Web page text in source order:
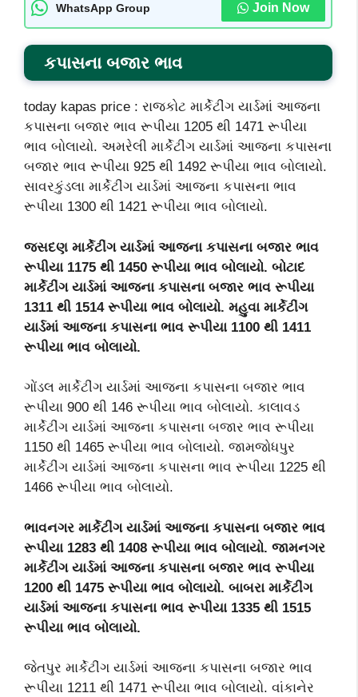
WhatsApp Group Join Now
કપાસના બજાર ભાવ
today kapas price : રાજકોટ માર્કેટીંગ યાર્ડમાં આજના
કપાસના બજાર ભાવ રૂપીયા 1205 થી 1471 રૂપીયા
ભાવ બોલાયો. અમરેલી માર્કેટીંગ યાર્ડમાં આજના કપાસના
બજાર ભાવ રૂપીયા 925 થી 1492 રૂપીયા ભાવ બોલાયો.
સાવરકુંડલા માર્કેટીંગ યાર્ડમાં આજના કપાસના ભાવ
રૂપીયા 1300 થી 1421 રૂપીયા ભાવ બોલાયો.
જસદણ માર્કેટીંગ યાર્ડમાં આજના કપાસના બજાર ભાવ
રૂપીયા 1175 થી 1450 રૂપીયા ભાવ બોલાયો. બોટાદ
માર્કેટીંગ યાર્ડમાં આજના કપાસના બજાર ભાવ રૂપીયા
1311 થી 1514 રૂપીયા ભાવ બોલાયો. મહુવા માર્કેટીંગ
યાર્ડમાં આજના કપાસના ભાવ રૂપીયા 1100 થી 1411
રૂપીયા ભાવ બોલાયો.
ગોંડલ માર્કેટીંગ યાર્ડમાં આજના કપાસના બજાર ભાવ
રૂપીયા 900 થી 146 રૂપીયા ભાવ બોલાયો. કાલાવડ
માર્કેટીંગ યાર્ડમાં આજના કપાસના બજાર ભાવ રૂપીયા
1150 થી 1465 રૂપીયા ભાવ બોલાયો. જામજોધપુર
માર્કેટીંગ યાર્ડમાં આજના કપાસના ભાવ રૂપીયા 1225 થી
1466 રૂપીયા ભાવ બોલાયો.
ભાવનગર માર્કેટીંગ યાર્ડમાં આજના કપાસના બજાર ભાવ
રૂપીયા 1283 થી 1408 રૂપીયા ભાવ બોલાયો. જામનગર
માર્કેટીંગ યાર્ડમાં આજના કપાસના બજાર ભાવ રૂપીયા
1200 થી 1475 રૂપીયા ભાવ બોલાયો. બાબરા માર્કેટીંગ
યાર્ડમાં આજના કપાસના ભાવ રૂપીયા 1335 થી 1515
રૂપીયા ભાવ બોલાયો.
જેતપુર માર્કેટીંગ યાર્ડમાં આજના કપાસના બજાર ભાવ
રૂપીયા 1211 થી 1471 રૂપીયા ભાવ બોલાયો. વાંકાનેર